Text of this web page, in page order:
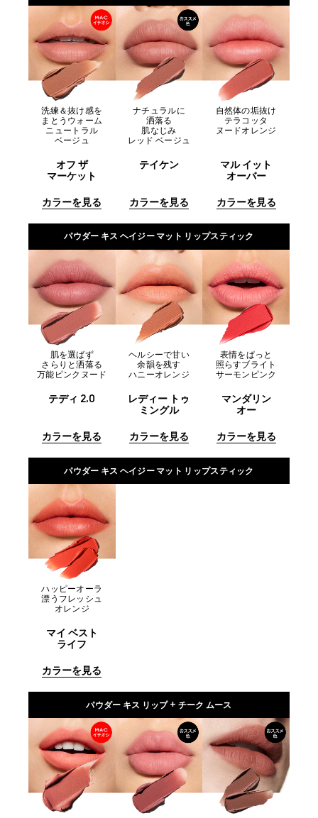
洗練＆抜け感を
まとうウォーム
ニュートラル
ベージュ
オフ ザ
マーケット
カラーを見る
ナチュラルに
洒落る
肌なじみ
レッド ベージュ
テイケン
カラーを見る
自然体の垢抜け
テラコッタ
ヌードオレンジ
マル イット
オーバー
カラーを見る
パウダー キス ヘイジー マット リップスティック
肌を選ばず
さらりと洒落る
万能ピンクヌード
テディ 2.0
カラーを見る
ヘルシーで甘い
余韻を残す
ハニーオレンジ
レディー トゥ
ミングル
カラーを見る
表情をぱっと
照らすブライト
サーモンピンク
マンダリン
オー
カラーを見る
パウダー キス ヘイジー マット リップスティック
ハッピーオーラ
漂うフレッシュ
オレンジ
マイ ベスト
ライフ
カラーを見る
パウダー キス リップ + チーク ムース